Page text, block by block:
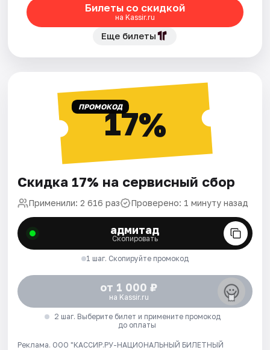
Билеты со скидкой
на Kassir.ru
Еще билеты
ПРОМОКОД17%
Скидка 17% на сервисный сбор
Применили: 2 616 раз Проверено: 1 минуту назад
адмитад
Скопировать
1 шаг. Скопируйте промокод
от 1 000 ₽
на Kassir.ru
2 шаг. Выберите билет и примените промокод
до оплаты
Реклама. ООО "КАССИР.РУ-НАЦИОНАЛЬНЫЙ БИЛЕТНЫЙ